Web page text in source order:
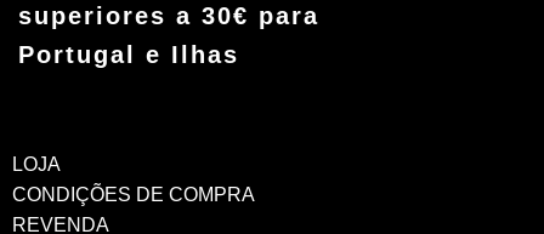
superiores a 30€ para
Portugal e Ilhas
LOJA
CONDIÇÕES DE COMPRA
REVENDA